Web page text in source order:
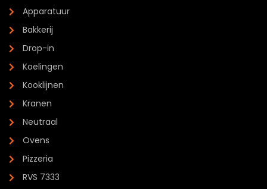
Apparatuur
Bakkerij
Drop-in
Koelingen
Kooklijnen
Kranen
Neutraal
Ovens
Pizzeria
RVS 7333